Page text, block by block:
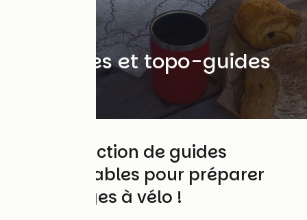
Les cartes et topo-guides
Notre sélection de guides
indispensables pour préparer
vos voyages à vélo !